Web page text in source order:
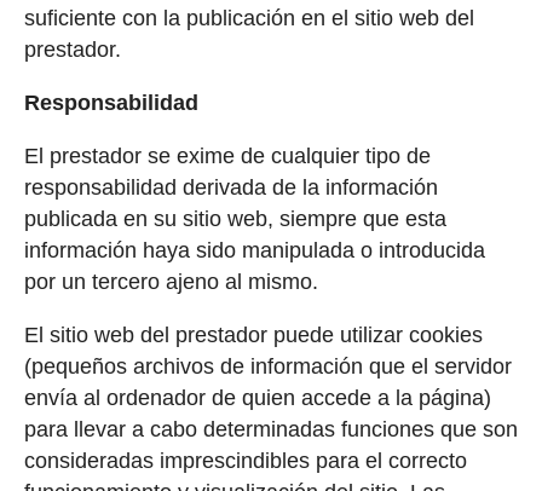
suficiente con la publicación en el sitio web del
prestador.
Responsabilidad
El prestador se exime de cualquier tipo de
responsabilidad derivada de la información
publicada en su sitio web, siempre que esta
información haya sido manipulada o introducida
por un tercero ajeno al mismo.
El sitio web del prestador puede utilizar cookies
(pequeños archivos de información que el servidor
envía al ordenador de quien accede a la página)
para llevar a cabo determinadas funciones que son
consideradas imprescindibles para el correcto